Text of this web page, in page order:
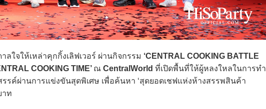
ลใจให้เหล่าคุกกิ้งเลิฟเวอร์ ผ่านกิจกรรม ‘CENTRAL COOKING BATTLE
COOKING TIME’ ณ CentralWorld ที่เปิดพื้นที่ให้ผู้หลงใหลในการทำ
รค์ผ่านการแข่งขันสุดพิเศษ เพื่อค้นหา ‘สุดยอดเชฟแห่งห้างสรรพสินค้า
าท